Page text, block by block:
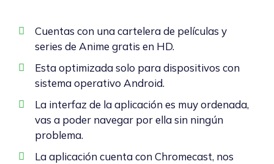
Cuentas con una cartelera de películas y
series de Anime gratis en HD.
Esta optimizada solo para dispositivos con
sistema operativo Android.
La interfaz de la aplicación es muy ordenada,
vas a poder navegar por ella sin ningún
problema.
La aplicación cuenta con Chromecast, nos